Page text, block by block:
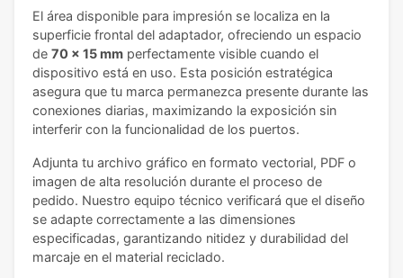
El área disponible para impresión se localiza en la
superficie frontal del adaptador, ofreciendo un espacio
de 70 x 15 mm perfectamente visible cuando el
dispositivo está en uso. Esta posición estratégica
asegura que tu marca permanezca presente durante las
conexiones diarias, maximizando la exposición sin
interferir con la funcionalidad de los puertos.
Adjunta tu archivo gráfico en formato vectorial, PDF o
imagen de alta resolución durante el proceso de
pedido. Nuestro equipo técnico verificará que el diseño
se adapte correctamente a las dimensiones
especificadas, garantizando nitidez y durabilidad del
marcaje en el material reciclado.